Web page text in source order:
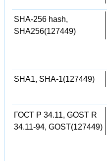
SHA-256 hash,
SHA256(127449)
SHA1, SHA-1(127449)
ГОСТ Р 34.11, GOST R
34.11-94, GOST(127449)